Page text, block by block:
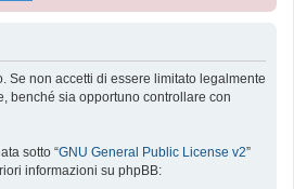
Se non accetti di essere limitato legalmente
benché sia opportuno controllare con
sotto “GNU General Public License v2”
informazioni su phpBB: